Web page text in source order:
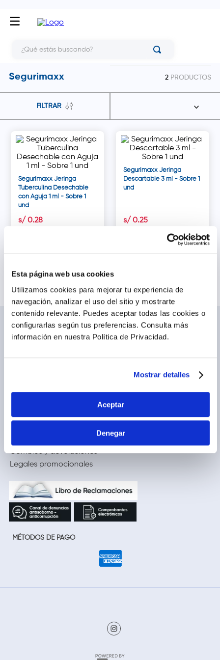
Esta página web usa cookies
Utilizamos cookies para mejorar tu experiencia de
navegación, analizar el uso del sitio y mostrarte
contenido relevante. Puedes aceptar todas las cookies o
configurarlas según tus preferencias. Consulta más
información en nuestra Política de Privacidad.
Mostrar detalles
Aceptar
Denegar
Segurimaxx 2 PRODUCTOS
FILTRAR
Segurimaxx Jeringa
Tuberculina Desechable
con Aguja 1 ml - Sobre 1
und
s/ 0.28
Segurimaxx Jeringa
Descartable 3 ml - Sobre 1
und
s/ 0.25
Agregar
NOSOTROS
Conócenos
Contáctanos
TE AYUDAMOS
Cómo comprar
Delivery
Cambios y devoluciones
Legales promocionales
MÉTODOS DE PAGO